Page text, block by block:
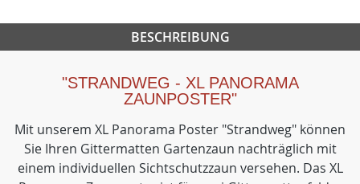
BESCHREIBUNG
"STRANDWEG - XL PANORAMA
ZAUNPOSTER"
Mit unserem XL Panorama Poster "Strandweg" können
Sie Ihren Gittermatten Gartenzaun nachträglich mit
einem individuellen Sichtschutzzaun versehen. Das XL